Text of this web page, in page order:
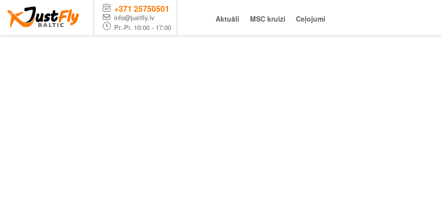
+371 25750501
info@justfly.lv
Pr.-Pi. 10:00 - 17:00
Aktuāli MSC kruīzi Ceļojumi